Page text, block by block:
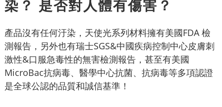
染？ 是否對人體有傷害？
產品沒有任何汙染，天使光系列材料擁有美國FDA 檢
測報告，另外也有瑞士SGS&中國疾病控制中心皮膚刺
激性&口服急毒性的無害檢測報告，甚至有美國
MicroBac抗病毒、醫學中心抗菌、抗病毒等多項認證
是全球公認的品質和誠信基準！